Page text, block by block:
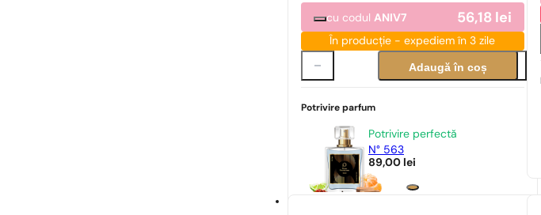
cu codul ANIV7 56,18 lei
În producție - expediem în 3 zile
Adaugă în coș
Potrivire parfum
Potrivire perfectă
N° 563
89,00 lei